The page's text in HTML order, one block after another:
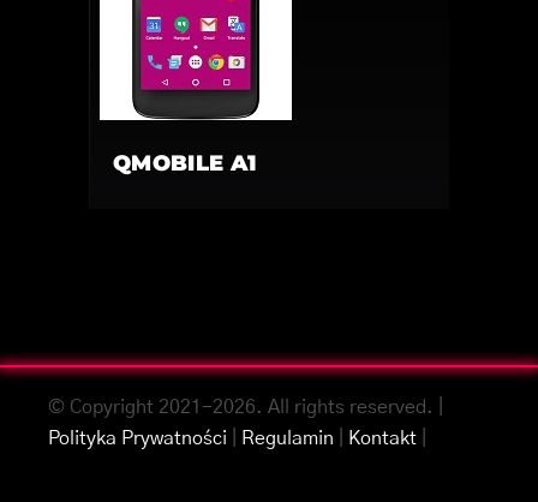
QMOBILE A1
© Copyright 2021-2026. All rights reserved. |
Polityka Prywatności
Regulamin Kontakt